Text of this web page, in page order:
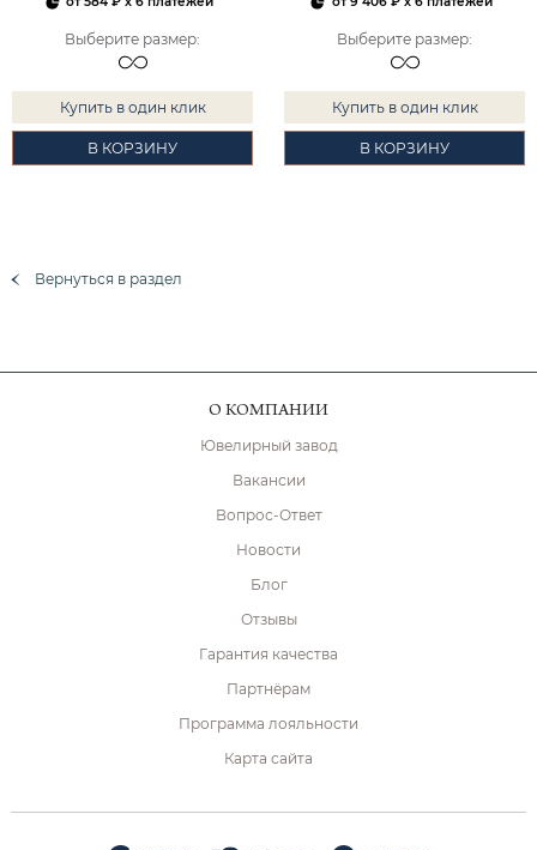
Выберите размер:
Купить в один клик
В КОРЗИНУ
Выберите размер:
Купить в один клик
В КОРЗИНУ
Вернуться в раздел
О КОМПАНИИ
Ювелирный завод
Вакансии
Вопрос-Ответ
Новости
Блог
Отзывы
Гарантия качества
Партнёрам
Программа лояльности
Карта сайта